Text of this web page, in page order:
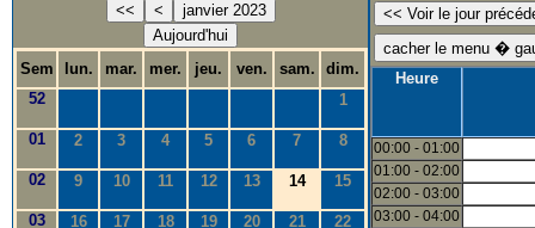
<< <
janvier 2023
Aujourd'hui
Sem
lun. mar. mer. jeu. ven. sam.
dim.
52
1
01 2 3 4 5 6 7 8
02 9 10 11 12 13 14 15
03 16 17 18 19 20 21 22
Heure
00:00 - 01:00
01:00 - 02:00
02:00 - 03:00
03:00 - 04:00